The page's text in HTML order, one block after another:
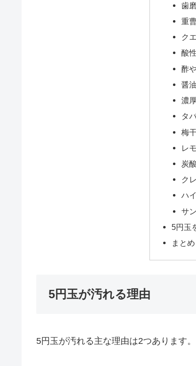
歯
重
ク
酸
酢
醤
濃
タ
梅
レ
炭
ク
ハ
サ
5円玉
まとめ
5円玉が汚れる理由
5円玉が汚れる主な理由は2つあります。